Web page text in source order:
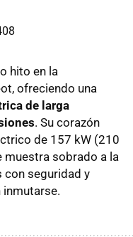
hito en la
ofreciendo una
de larga
. Su corazón
de 157 kW (210
muestra sobrado a la
con seguridad y